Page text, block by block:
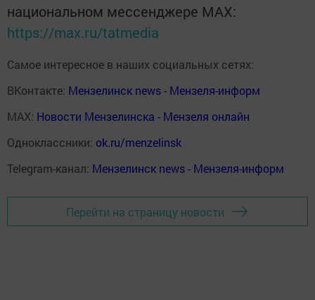
национальном мессенджере MАХ:
https://max.ru/tatmedia
Самое интересное в наших социальных сетях:
ВКонтакте: Мензелинск news - Мензеля-информ
MAX: Новости Мензелинска - Мензеля онлайн
Одноклассники: ok.ru/menzelinsk
Telegram-канал: Мензелинск news - Мензеля-информ
Перейти на страницу новости